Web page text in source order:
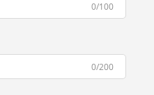
0/100
0/200